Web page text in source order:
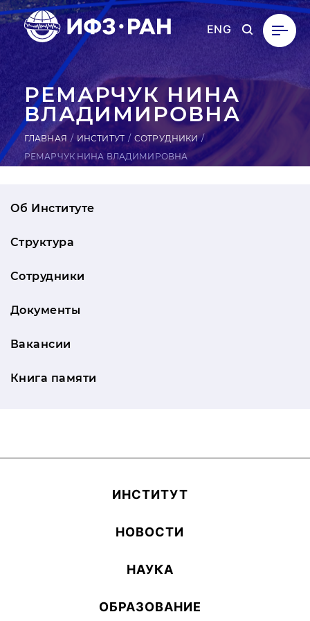
ENG
РЕ­МАР­ЧУК НИНА
ВЛА­ДИМИ­РОВ­НА
ГЛАВНАЯ ИНСТИТУТ
СОТРУДНИКИ
РЕМАРЧУК НИНА ВЛАДИМИРОВНА
Об Институте
Структура
Сотрудники
Документы
Вакансии
Книга памяти
ИН­СТИ­ТУТ
НОВОСТИ
НАУКА
ОБ­РА­ЗОВА­НИЕ